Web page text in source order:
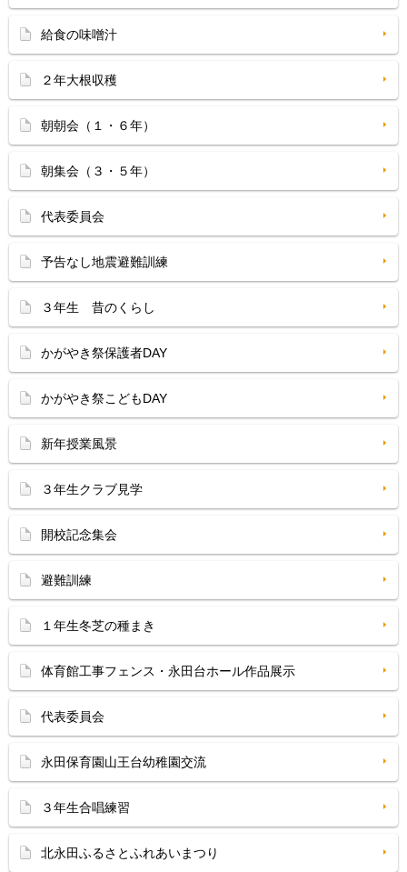
給食の味噌汁
２年大根収穫
朝朝会（１・６年）
朝集会（３・５年）
代表委員会
予告なし地震避難訓練
３年生 昔のくらし
かがやき祭保護者DAY
かがやき祭こどもDAY
新年授業風景
３年生クラブ見学
開校記念集会
避難訓練
１年生冬芝の種まき
体育館工事フェンス・永田台ホール作品展示
代表委員会
永田保育園山王台幼稚園交流
３年生合唱練習
北永田ふるさとふれあいまつり